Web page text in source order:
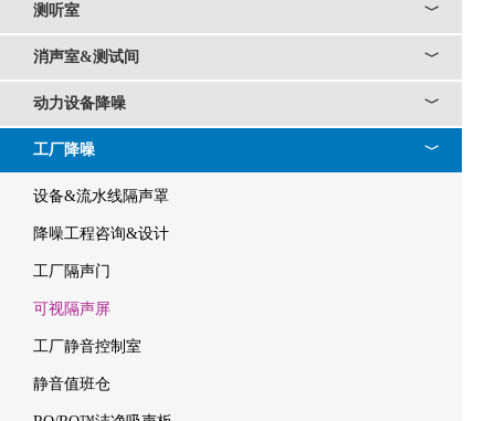
﹀
测听室
﹀
消声室&测试间
﹀
动力设备降噪
﹀
工厂降噪
设备&流水线隔声罩
降噪工程咨询&设计
工厂隔声门
可视隔声屏
工厂静音控制室
静音值班仓